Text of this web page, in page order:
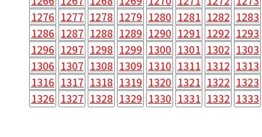
1276 1277 1278 1279 1280 1281 1282 1283
1286 1287 1288 1289 1290 1291 1292 1293
1296 1297 1298 1299 1300 1301 1302 1303
1306 1307 1308 1309 1310 1311 1312 1313
1316 1317 1318 1319 1320 1321 1322 1323
1326 1327 1328 1329 1330 1331 1332 1333